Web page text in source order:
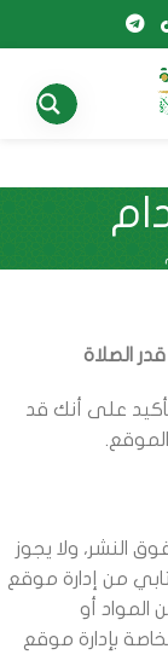
الصلاة
على أنك قد
النشر، ولا يجوز
من إدارة موقع
أو
بإدارة موقع